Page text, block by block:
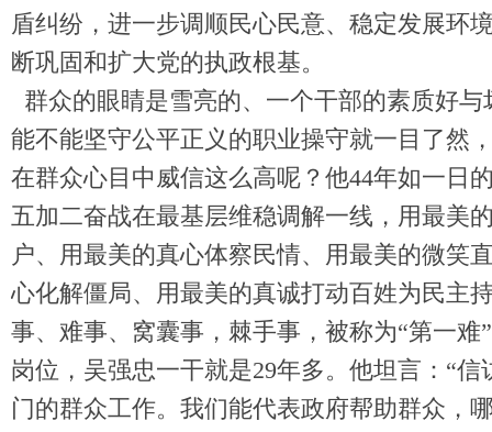
盾纠纷，进一步调顺民心民意、稳定发展环
断巩固和扩大党的执政根基。
群众的眼睛是雪亮的、一个干部的素质好
能不能坚守公平正义的职业操守就一目了然
在群众心目中威信这么高呢？他44年如一日
五加二奋战在最基层维稳调解一线，用最美
户、用最美的真心体察民情、用最美的微笑
心化解僵局、用最美的真诚打动百姓为民主
事、难事、窝囊事，棘手事，被称为“第一难
岗位，吴强忠一干就是29年多。他坦言：“
门的群众工作。我们能代表政府帮助群众，